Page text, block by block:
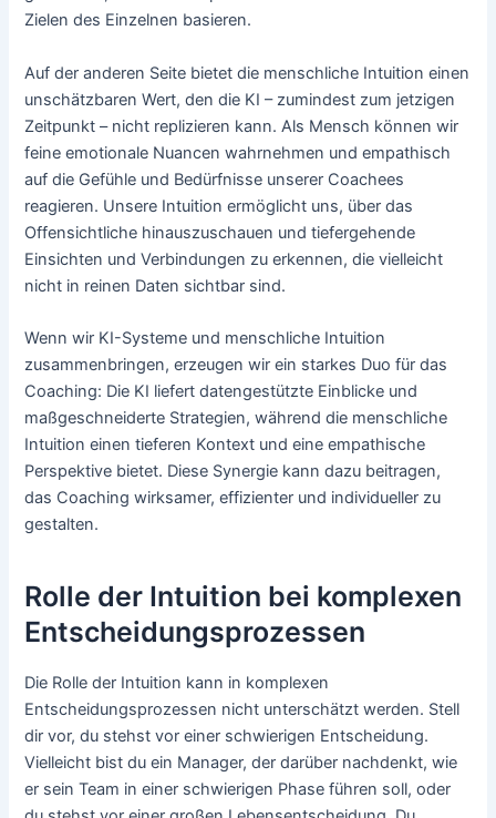
Zielen des Einzelnen basieren.
Auf der anderen Seite bietet die menschliche Intuition einen
unschätzbaren Wert, den die KI – zumindest zum jetzigen
Zeitpunkt – nicht replizieren kann. Als Mensch können wir
feine emotionale Nuancen wahrnehmen und empathisch
auf die Gefühle und Bedürfnisse unserer Coachees
reagieren. Unsere Intuition ermöglicht uns, über das
Offensichtliche hinauszuschauen und tiefergehende
Einsichten und Verbindungen zu erkennen, die vielleicht
nicht in reinen Daten sichtbar sind.
Wenn wir KI-Systeme und menschliche Intuition
zusammenbringen, erzeugen wir ein starkes Duo für das
Coaching: Die KI liefert datengestützte Einblicke und
maßgeschneiderte Strategien, während die menschliche
Intuition einen tieferen Kontext und eine empathische
Perspektive bietet. Diese Synergie kann dazu beitragen,
das Coaching wirksamer, effizienter und individueller zu
gestalten.
Rolle der Intuition bei komplexen
Entscheidungsprozessen
Die Rolle der Intuition kann in komplexen
Entscheidungsprozessen nicht unterschätzt werden. Stell
dir vor, du stehst vor einer schwierigen Entscheidung.
Vielleicht bist du ein Manager, der darüber nachdenkt, wie
er sein Team in einer schwierigen Phase führen soll, oder